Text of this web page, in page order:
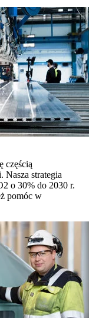
częścią
Nasza strategia
o 30% do 2030 r.
pomóc w